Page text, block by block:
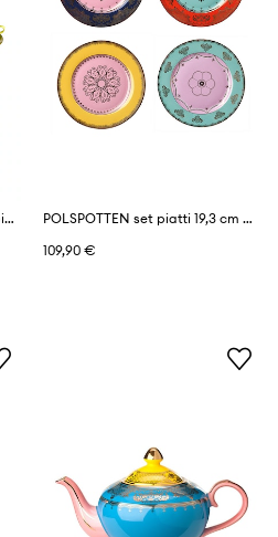
POLSPOTTEN set tazzine con piattino 90 ml pacco da 4
POLSPOTTEN set piatti 19,3 cm pacco da 4
109,90 €